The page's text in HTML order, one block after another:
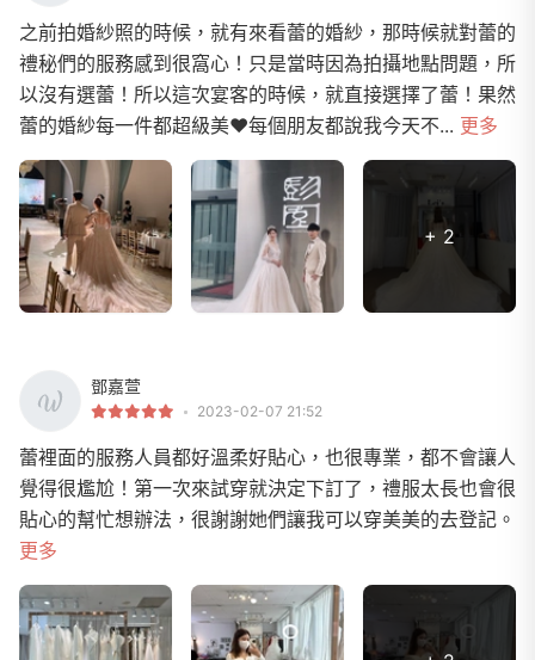
之前拍婚紗照的時候，就有來看蕾的婚紗，那時候就對蕾的
禮秘們的服務感到很窩心！只是當時因為拍攝地點問題，所
以沒有選蕾！所以這次宴客的時候，就直接選擇了蕾！果然
蕾的婚紗每一件都超級美❤️每個朋友都說我今天不... 更多
+ 2
鄧嘉萱
2023-02-07 21:52
蕾裡面的服務人員都好溫柔好貼心，也很專業，都不會讓人
覺得很尷尬！第一次來試穿就決定下訂了，禮服太長也會很
貼心的幫忙想辦法，很謝謝她們讓我可以穿美美的去登記。
更多